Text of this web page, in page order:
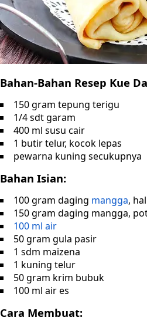
Bahan-Bahan Resep Kue
150 gram tepung terigu
1/4 sdt garam
400 ml susu cair
1 butir telur, kocok lepas
pewarna kuning secukupnya
Bahan Isian:
100 gram daging mangga,
150 gram daging mangga,
100 ml air
50 gram gula pasir
1 sdm maizena
1 kuning telur
50 gram krim bubuk
100 ml air es
Cara Membuat: